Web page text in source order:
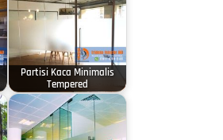
Partisi Kaca Minimalis
Tempered